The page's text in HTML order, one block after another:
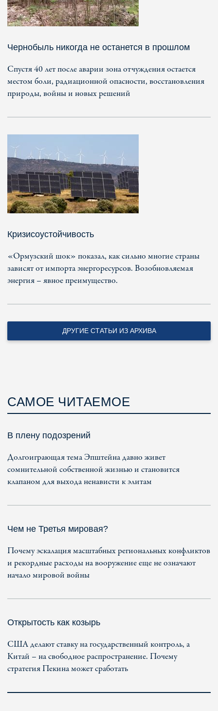
Чернобыль никогда не останется в прошлом
Спустя 40 лет после аварии зона отчуждения остается
местом боли, радиационной опасности, восстановления
природы, войны и новых решений
Кризисоустойчивость
«Ормузский шок» показал, как сильно многие страны
зависят от импорта энергоресурсов. Возобновляемая
энергия – явное преимущество.
ДРУГИЕ СТАТЬИ ИЗ АРХИВА
САМОЕ ЧИТАЕМОЕ
В плену подозрений
Долгоиграющая тема Эпштейна давно живет
сомнительной собственной жизнью и становится
клапаном для выхода ненависти к элитам
Чем не Третья мировая?
Почему эскалация масштабных региональных конфликтов
и рекордные расходы на вооружение еще не означают
начало мировой войны
Открытость как козырь
США делают ставку на государственный контроль, а
Китай – на свободное распространение. Почему
стратегия Пекина может сработать